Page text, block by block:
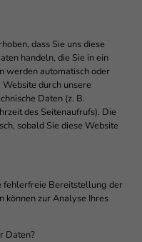
dass Sie uns diese
handeln, die Sie in ein
werden automatisch oder
durch unsere
Daten (z. B.
des Seitenaufrufs). Die
sobald Sie diese Website
fehlerfreie Bereitstellung der
können zur Analyse Ihres
Daten?